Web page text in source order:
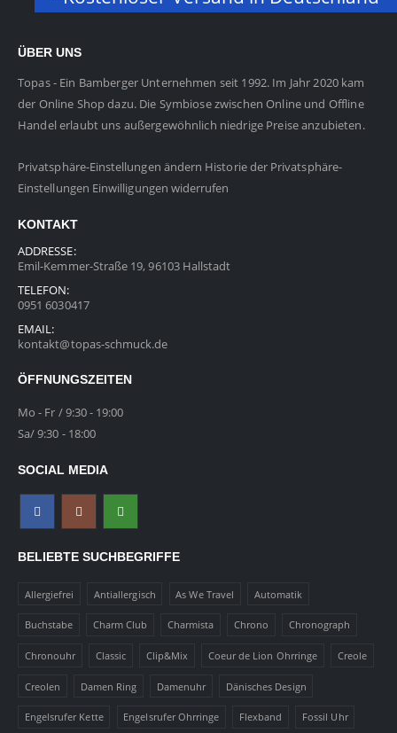
ÜBER UNS
Topas - Ein Bamberger Unternehmen seit 1992. Im Jahr 2020 kam
der Online Shop dazu. Die Symbiose zwischen Online und Offline
Handel erlaubt uns außergewöhnlich niedrige Preise anzubieten.
Privatsphäre-Einstellungen ändern Historie der Privatsphäre-
Einstellungen Einwilligungen widerrufen
KONTAKT
ADDRESSE:
Emil-Kemmer-Straße 19, 96103 Hallstadt
TELEFON:
0951 6030417
EMAIL:
kontakt@topas-schmuck.de
ÖFFNUNGSZEITEN
Mo - Fr / 9:30 - 19:00
Sa/ 9:30 - 18:00
SOCIAL MEDIA
BELIEBTE SUCHBEGRIFFE
Allergiefrei Antiallergisch As We Travel Automatik
Buchstabe Charm Club Charmista Chrono Chronograph
Chronouhr Classic Clip&Mix Coeur de Lion Ohrringe Creole
Creolen Damen Ring Damenuhr Dänisches Design
Engelsrufer Kette Engelsrufer Ohrringe Flexband Fossil Uhr